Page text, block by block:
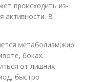
происходить из-
активности. В
метаболизм;жир
боках.
от лишних
быстро